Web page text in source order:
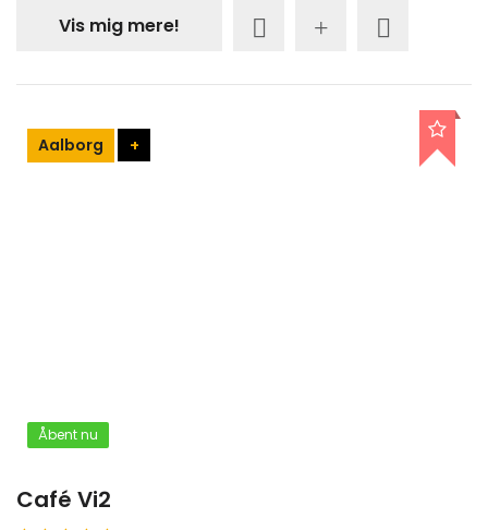
Vis mig mere!
Aalborg +
Åbent nu
Café Vi2